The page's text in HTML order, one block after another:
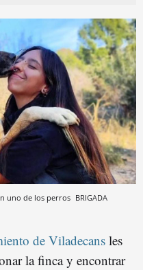
uno de los perros BRIGADA
de Viladecansles
la finca y encontrar